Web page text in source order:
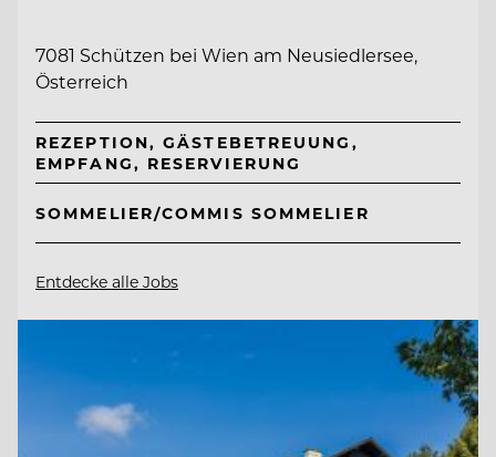
7081 Schützen bei Wien am Neusiedlersee,
Österreich
REZEPTION, GÄSTEBETREUUNG,
EMPFANG, RESERVIERUNG
SOMMELIER/COMMIS SOMMELIER
Entdecke alle Jobs